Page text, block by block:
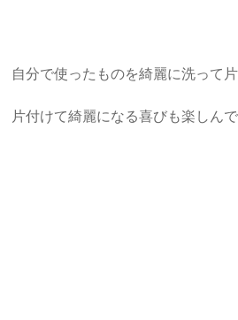
自分で使ったものを綺麗に洗って片
片付けて綺麗になる喜びも楽しん